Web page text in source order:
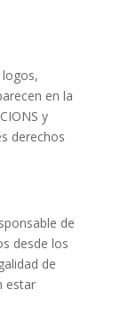
en la
y
derechos
de
desde los
de
estar